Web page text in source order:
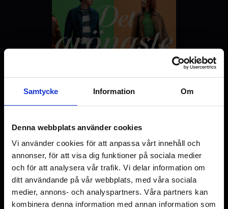
Samtycke Information Om
Denna webbplats använder cookies
Vi använder cookies för att anpassa vårt innehåll och
annonser, för att visa dig funktioner på sociala medier
och för att analysera vår trafik. Vi delar information om
ditt användande på vår webbplats, med våra sociala
medier, annons- och analyspartners. Våra partners kan
kombinera denna information med annan information som
Se bilder
Original language
Genre
Distributör
NonStop Entertainment AB
Boka in ditt biobesök i Uppsala